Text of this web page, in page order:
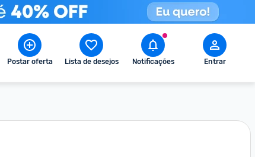
Postar oferta Lista de desejos Notificações Entrar